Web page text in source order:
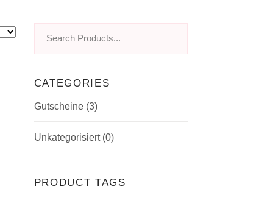
CATEGORIES
Gutscheine (3)
Unkategorisiert (0)
PRODUCT TAGS